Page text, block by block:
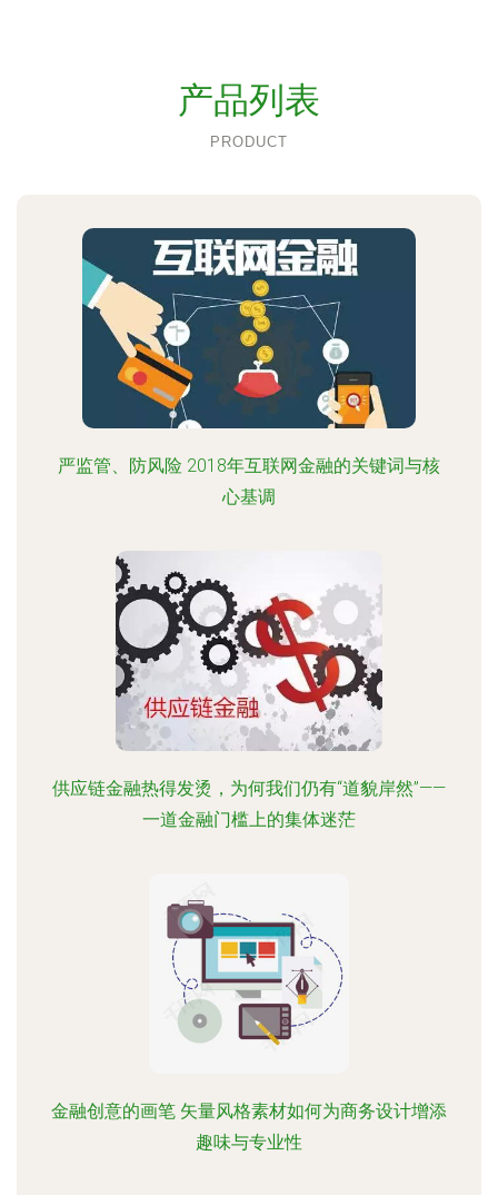
产品列表
PRODUCT
严监管、防风险 2018年互联网金融的关键词与核
心基调
供应链金融热得发烫，为何我们仍有“道貌岸然”——
一道金融门槛上的集体迷茫
金融创意的画笔 矢量风格素材如何为商务设计增添
趣味与专业性